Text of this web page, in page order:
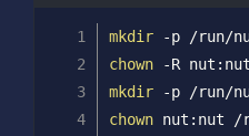
mkdir -p /run/
chown -R
mkdir -p /run/
chown nut:nut /